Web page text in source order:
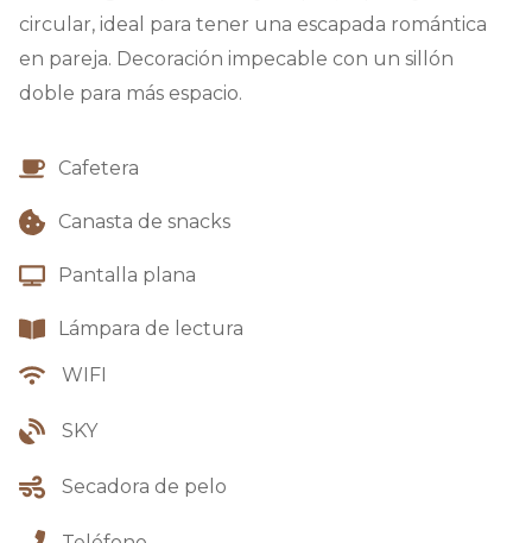
circular, ideal para tener una escapada romántica
en pareja. Decoración impecable con un sillón
doble para más espacio.
Cafetera
Canasta de snacks
Pantalla plana
Lámpara de lectura
WIFI
SKY
Secadora de pelo